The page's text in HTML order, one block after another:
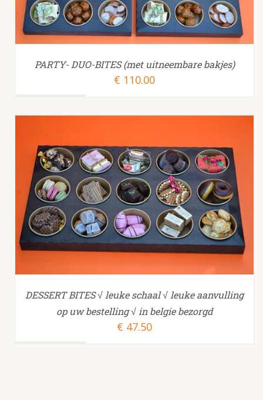
PARTY- DUO-BITES (met uitneembare bakjes)
€ 110.00
TOEVOEGEN AAN WINKELWAGEN /
DESSERT BITES √ leuke schaal √ leuke aanvulling
op uw bestelling √ in belgie bezorgd
€ 47.50